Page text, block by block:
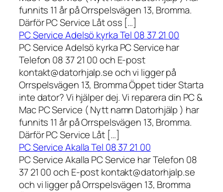
funnits 11 år på Orrspelsvägen 13, Bromma.
Därför PC Service Låt oss […]
PC Service Adelsö kyrka Tel 08 37 21 00
PC Service Adelsö kyrka PC Service har
Telefon 08 37 21 00 och E-post
kontakt@datorhjalp.se och vi ligger på
Orrspelsvägen 13, Bromma Öppet tider Starta
inte dator? Vi hjälper dej. Vi reparera din PC &
Mac PC Service ( Nytt namn Datorhjälp ) har
funnits 11 år på Orrspelsvägen 13, Bromma.
Därför PC Service Låt […]
PC Service Akalla Tel 08 37 21 00
PC Service Akalla PC Service har Telefon 08
37 21 00 och E-post kontakt@datorhjalp.se
och vi ligger på Orrspelsvägen 13, Bromma